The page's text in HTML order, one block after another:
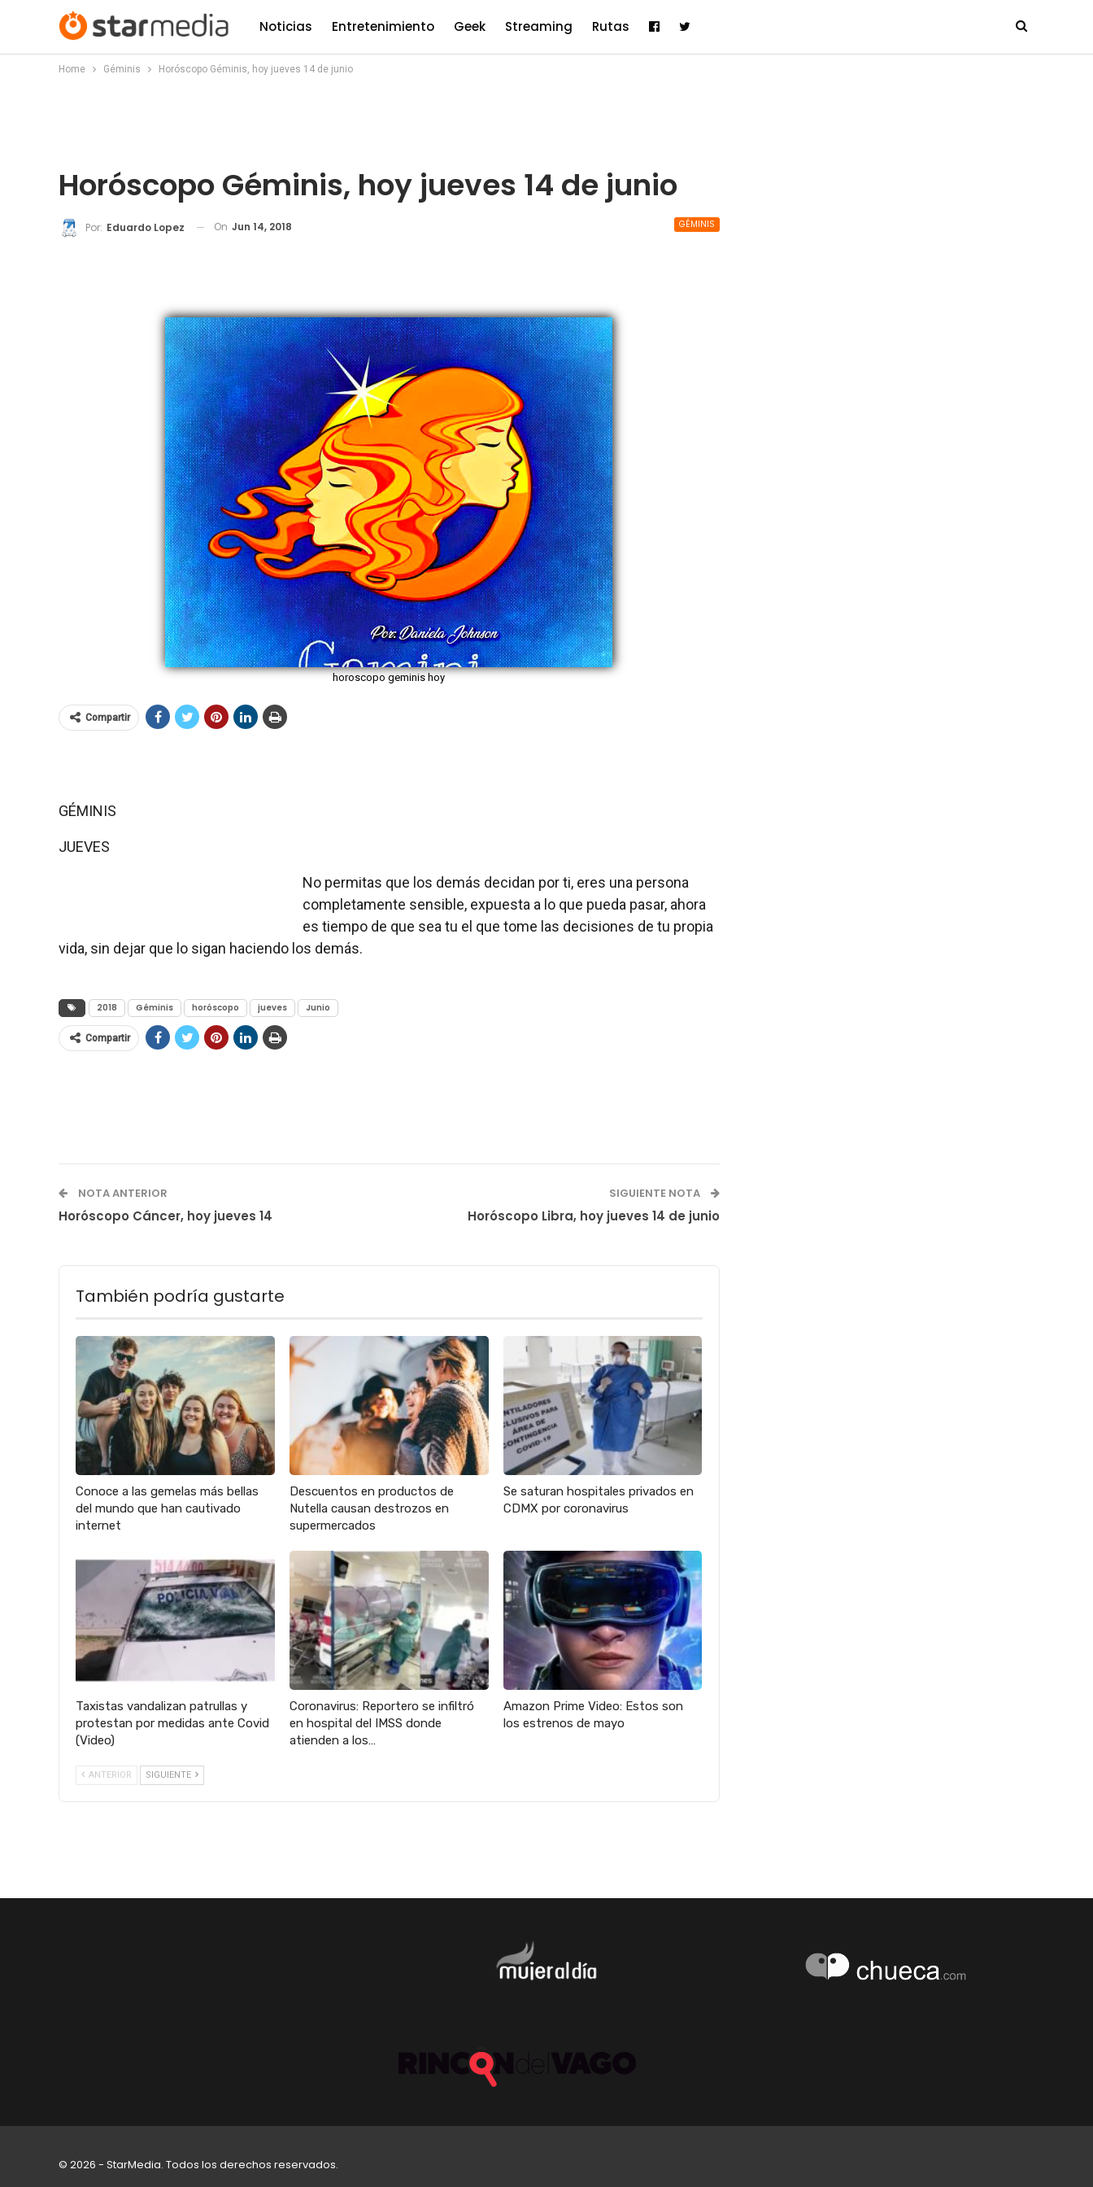
Noticias Entretenimiento Geek Streaming Rutas
Home Géminis Horóscopo Géminis, hoy jueves 14 de junio
Horóscopo Géminis, hoy jueves 14 de junio
GÉMINIS
Por: Eduardo Lopez On Jun 14, 2018
horoscopo geminis hoy
Compartir
GÉMINIS
JUEVES
No permitas que los demás decidan por ti, eres una persona
completamente sensible, expuesta a lo que pueda pasar, ahora
es tiempo de que sea tu el que tome las decisiones de tu propia
vida, sin dejar que lo sigan haciendo los demás.
2018 Géminis horóscopo jueves Junio
Compartir
NOTA ANTERIOR
Horóscopo Cáncer, hoy jueves 14
SIGUIENTE NOTA
Horóscopo Libra, hoy jueves 14 de junio
También podría gustarte
Conoce a las gemelas más bellas
del mundo que han cautivado
internet
Descuentos en productos de
Nutella causan destrozos en
supermercados
Se saturan hospitales privados en
CDMX por coronavirus
Taxistas vandalizan patrullas y
protestan por medidas ante Covid
(Video)
Coronavirus: Reportero se infiltró
en hospital del IMSS donde
atienden a los…
Amazon Prime Video: Estos son
los estrenos de mayo
ANTERIOR SIGUIENTE
© 2026 - StarMedia. Todos los derechos reservados.